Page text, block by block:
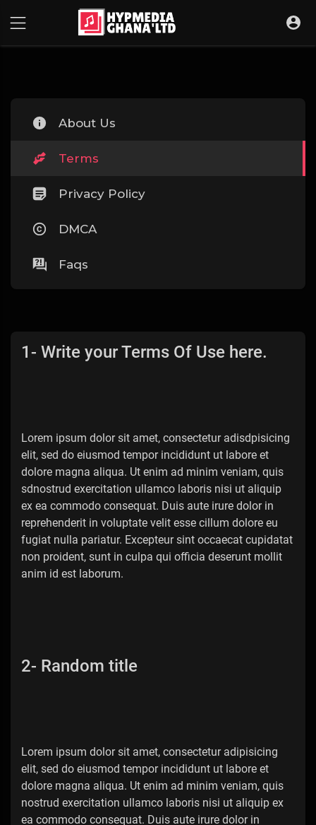
About Us
Terms
Privacy Policy
DMCA
Faqs
1- Write your Terms Of Use here.
Lorem ipsum dolor sit amet, consectetur adisdpisicing
elit, sed do eiusmod tempor incididunt ut labore et
dolore magna aliqua. Ut enim ad minim veniam, quis
sdnostrud exercitation ullamco laboris nisi ut aliquip
ex ea commodo consequat. Duis aute irure dolor in
reprehenderit in voluptate velit esse cillum dolore eu
fugiat nulla pariatur. Excepteur sint occaecat cupidatat
non proident, sunt in culpa qui officia deserunt mollit
anim id est laborum.
2- Random title
Lorem ipsum dolor sit amet, consectetur adipisicing
elit, sed do eiusmod tempor incididunt ut labore et
dolore magna aliqua. Ut enim ad minim veniam, quis
nostrud exercitation ullamco laboris nisi ut aliquip ex
ea commodo consequat. Duis aute irure dolor in